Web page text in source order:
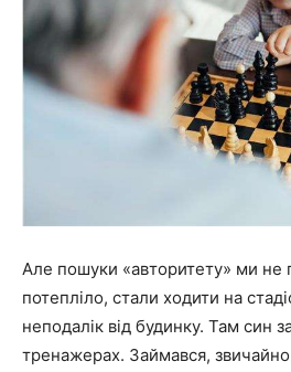
Але пошуки «авторитету» ми не
потепліло, стали ходити на
неподалік від будинку. Там син
тренажерах. Займався,